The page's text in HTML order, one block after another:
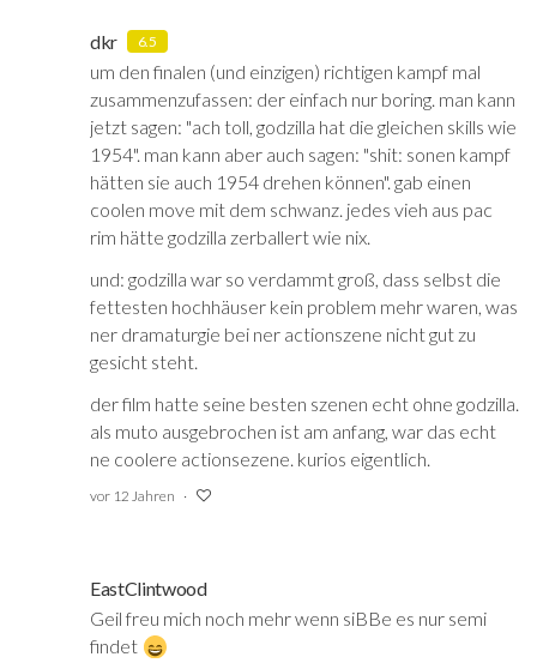
dkr 6.5
um den finalen (und einzigen) richtigen kampf mal
zusammenzufassen: der einfach nur boring. man kann
jetzt sagen: "ach toll, godzilla hat die gleichen skills wie
1954". man kann aber auch sagen: "shit: sonen kampf
hätten sie auch 1954 drehen können". gab einen
coolen move mit dem schwanz. jedes vieh aus pac
rim hätte godzilla zerballert wie nix.
und: godzilla war so verdammt groß, dass selbst die
fettesten hochhäuser kein problem mehr waren, was
ner dramaturgie bei ner actionszene nicht gut zu
gesicht steht.
der film hatte seine besten szenen echt ohne godzilla.
als muto ausgebrochen ist am anfang, war das echt
ne coolere actionsezene. kurios eigentlich.
vor 12 Jahren
EastClintwood
Geil freu mich noch mehr wenn siBBe es nur semi
findet